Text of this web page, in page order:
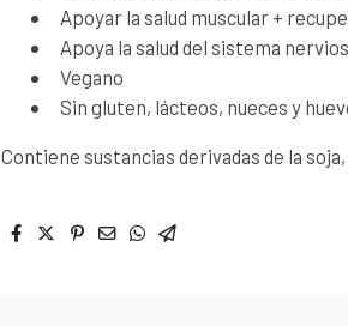
Apoyar la salud muscular +
Apoya la salud del sistema
Vegano
Sin gluten, lácteos, nueces y
Contiene sustancias derivadas de la